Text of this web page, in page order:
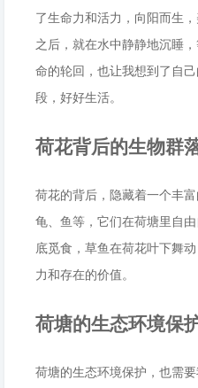
了生命力和活力，向阳而生
之后，就在水中静静地沉睡
命的轮回，也让我想到了自
段，好好生活。
荷花背后的生物群
荷花的背后，隐藏着一个丰富
龟、鱼等，它们在荷塘里自
底觅食，草鱼在荷花叶下舞
力和存在的价值。
荷塘的生态环境保
荷塘的生态环境保护，也需